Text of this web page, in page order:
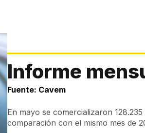
Informe
Fuente: Cavem
En mayo se comercializaron
comparación con el mismo mes de